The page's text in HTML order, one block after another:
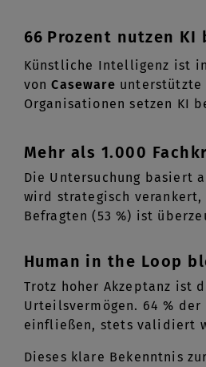
66 Prozent nutzen
Künstliche Intelligenz ist
vonCaseware unterstützte
Organisationen setzen KI
Mehr als 1.000
Die Untersuchung basiert
wird strategisch
Befragten (53 %) ist
Human in the Loop
Trotz hoher Akzeptanz ist
Urteilsvermögen. 64 %
einfließen, stets validiert
Dieses klare Bekenntnis